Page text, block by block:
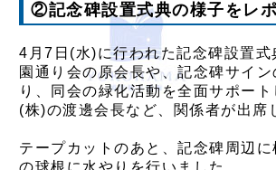
②記念碑設置式典の様子をレ
4月7日(水)に行われた記念碑設置式
園通り会の原会長や、記念碑サイ
り、同会の緑化活動を全面サポー
(株)の渡邊会長など、関係者が出席
テープカットのあと、記念碑周辺に